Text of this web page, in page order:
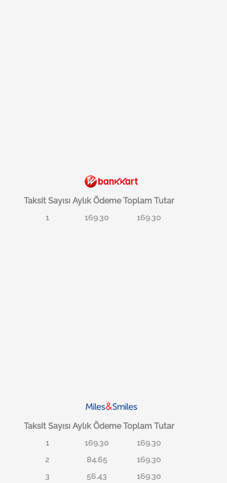
Taksit Sayısı Aylık Ödeme Toplam Tutar
1
169.30 169.30
Taksit Sayısı Aylık Ödeme Toplam Tutar
1
169.30
169.30
2
84.65
169.30
3
56.43 169.30